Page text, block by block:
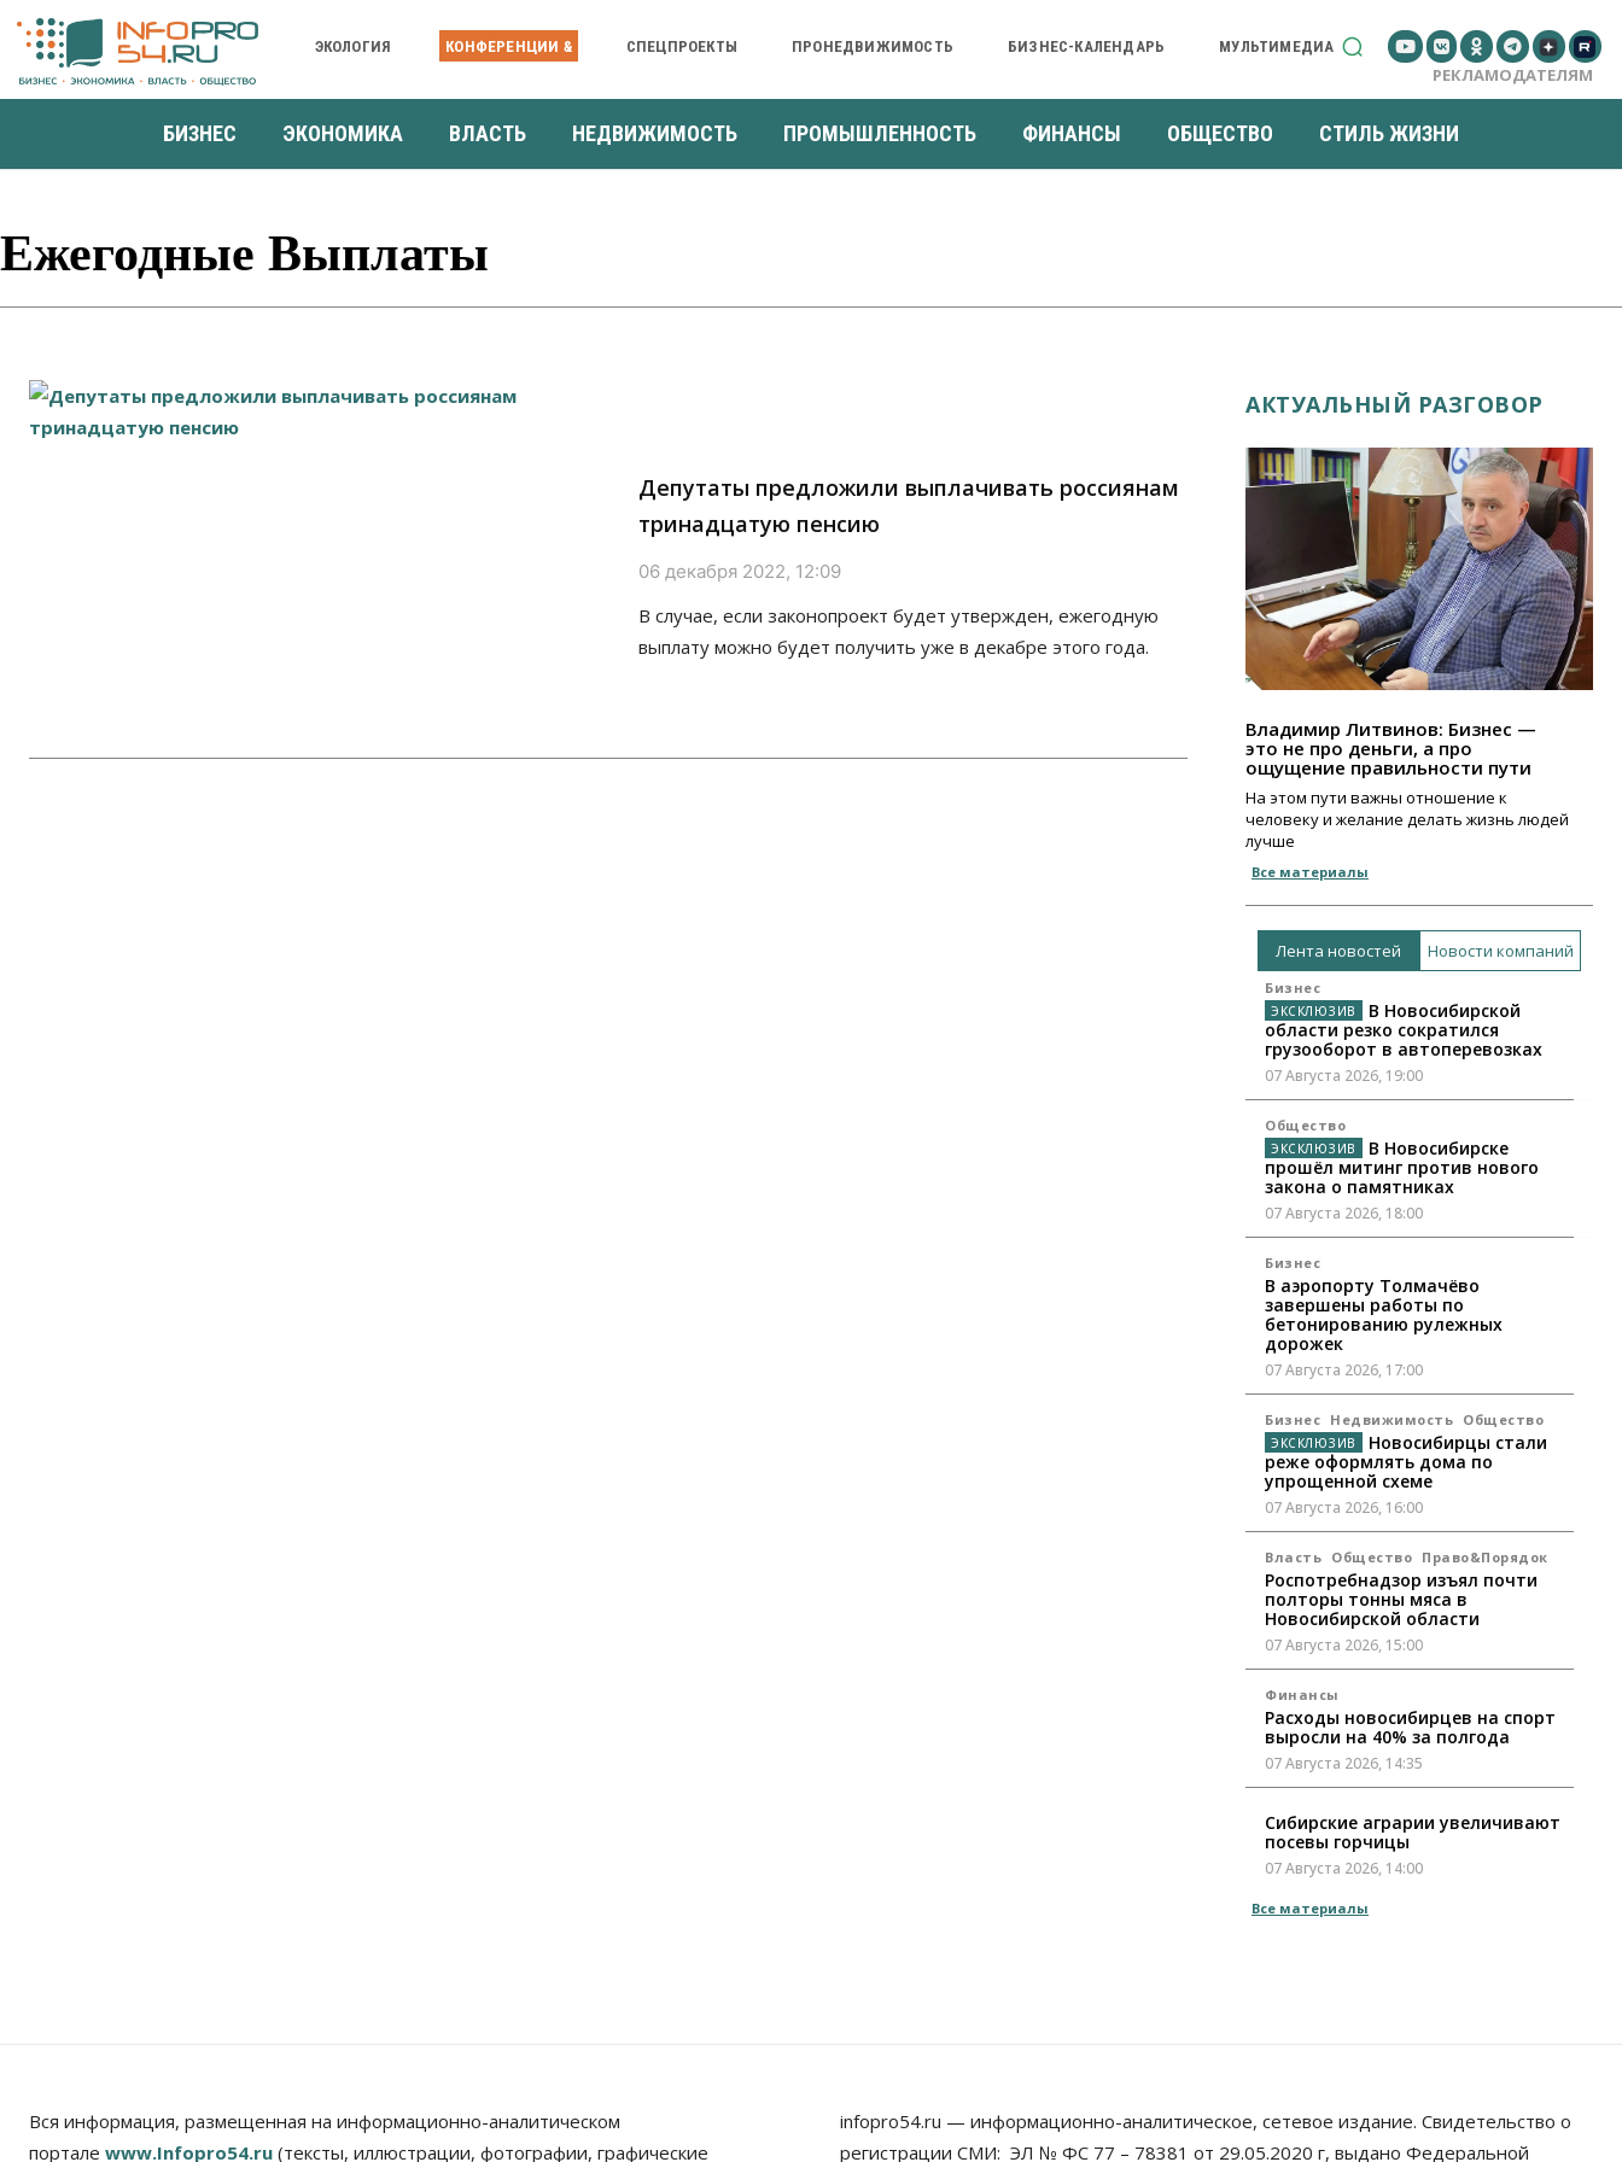
ЭКОЛОГИЯ КОНФЕРЕНЦИИ & СПЕЦПРОЕКТЫ ПРОНЕДВИЖИМОСТЬ БИЗНЕС-КАЛЕНДАРЬ МУЛЬТИМЕДИА
РЕКЛАМОДАТЕЛЯМ
БИЗНЕС ЭКОНОМИКА ВЛАСТЬ НЕДВИЖИМОСТЬ ПРОМЫШЛЕННОСТЬ ФИНАНСЫ ОБЩЕСТВО СТИЛЬ ЖИЗНИ
Ежегодные Выплаты
Депутаты предложили выплачивать россиянам
тринадцатую пенсию
06 декабря 2022, 12:09
В случае, если законопроект будет утвержден, ежегодную
выплату можно будет получить уже в декабре этого года.
АКТУАЛЬНЫЙ РАЗГОВОР
Владимир Литвинов: Бизнес —
это не про деньги, а про
ощущение правильности пути
На этом пути важны отношение к
человеку и желание делать жизнь людей
лучше
Все материалы
Лента новостей Новости компаний
Бизнес
В Новосибирской
области резко сократился
грузооборот в автоперевозках
07 Августа 2026, 19:00
Общество
В Новосибирске
прошёл митинг против нового
закона о памятниках
07 Августа 2026, 18:00
Бизнес
В аэропорту Толмачёво
завершены работы по
бетонированию рулежных
дорожек
07 Августа 2026, 17:00
Бизнес Недвижимость Общество
Новосибирцы стали
реже оформлять дома по
упрощенной схеме
07 Августа 2026, 16:00
Власть Общество Право&Порядок
Роспотребнадзор изъял почти
полторы тонны мяса в
Новосибирской области
07 Августа 2026, 15:00
Финансы
Расходы новосибирцев на спорт
выросли на 40% за полгода
07 Августа 2026, 14:35
Сибирские аграрии увеличивают
посевы горчицы
07 Августа 2026, 14:00
Власть
«поставили машины на прикол»
07 Августа 2026, 13:00
Все материалы
Вся информация, размещенная на информационно-аналитическом
портале www.Infopro54.ru (тексты, иллюстрации, фотографии, графические
infopro54.ru — информационно-аналитическое, сетевое издание. Свидетельство о
регистрации СМИ: ЭЛ № ФС 77 – 78381 от 29.05.2020 г, выдано Федеральной